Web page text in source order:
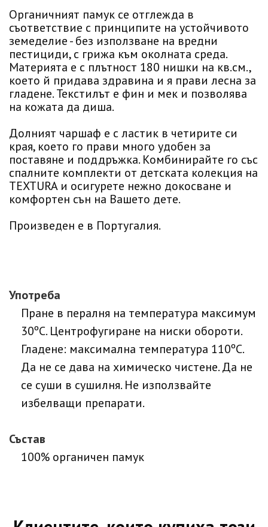
Органичният памук се отглежда в
съответствие с принципите на устойчивото
земеделие - без използване на вредни
пестициди, с грижа към околната среда.
Материята е с плътност 180 нишки на кв.см.,
което й придава здравина и я прави лесна за
гладене. Текстилът е фин и мек и позволява
на кожата да диша.
Долният чаршаф е с ластик в четирите си
края, което го прави много удобен за
поставяне и поддръжка. Комбинирайте го със
спалните комплекти от детската колекция на
TEXTURA и осигурете нежно докосване и
комфортен сън на Вашето дете.
Произведен е в Португалия.
Употреба
Пране в пералня на температура максимум
30ºC. Центрофугиране на ниски обороти.
Гладене: максимална температура 110ºC.
Да не се дава на химическо чистене. Да не
се суши в сушилня. Не използвайте
избелващи препарати.
Състав
100% органичен памук